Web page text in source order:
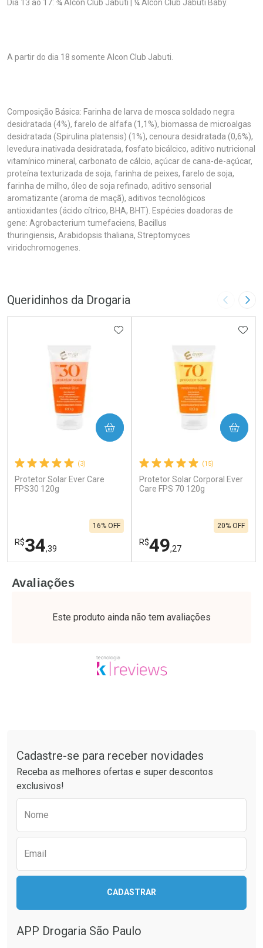
Dia 13 ao 17: ¾ Alcon Club Jabuti | ¼ Alcon Club Jabuti Baby.
A partir do dia 18 somente Alcon Club Jabuti.
Composição Básica: Farinha de larva de mosca soldado negra
desidratada (4%), farelo de alfafa (1,1%), biomassa de microalgas
desidratada (Spirulina platensis) (1%), cenoura desidratada (0,6%),
levedura inativada desidratada, fosfato bicálcico, aditivo nutricional
vitamínico mineral, carbonato de cálcio, açúcar de cana-de-açúcar,
proteína texturizada de soja, farinha de peixes, farelo de soja,
farinha de milho, óleo de soja refinado, aditivo sensorial
aromatizante (aroma de maçã), aditivos tecnológicos
antioxidantes (ácido cítrico, BHA, BHT). Espécies doadoras de
gene: Agrobacterium tumefaciens, Bacillus
thuringiensis, Arabidopsis thaliana, Streptomyces
viridochromogenes.
Queridinhos da Drogaria Imagem
(3)
Protetor Solar Ever Care
FPS30 120g
R$34,39
16% OFF
ADICIONAR AOS FAVORITOS
COMPRAR
Laboratório
Ativar Desconto
Comprar sem Desconto
Por Menos
Comprar sem Desconto
Por R$ 34,39/cada
(15)
Protetor Solar Corporal Ever
Care FPS 70 120g
R$49,27
20% OFF
COMPRAR
Laboratório
Ativar Desconto
Comprar sem Desconto
Por Menos
Comprar sem Desconto
Avaliações
Este produto ainda não tem avaliações
Cadastre-se para receber novidades
Receba as melhores ofertas e super descontos
exclusivos!
Nome
Email
CADASTRAR
APP Drogaria São Paulo